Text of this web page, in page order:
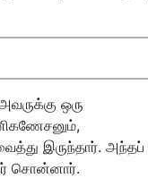
ஒரு
இருந்தார். அந்தப்
சொன்னார்.